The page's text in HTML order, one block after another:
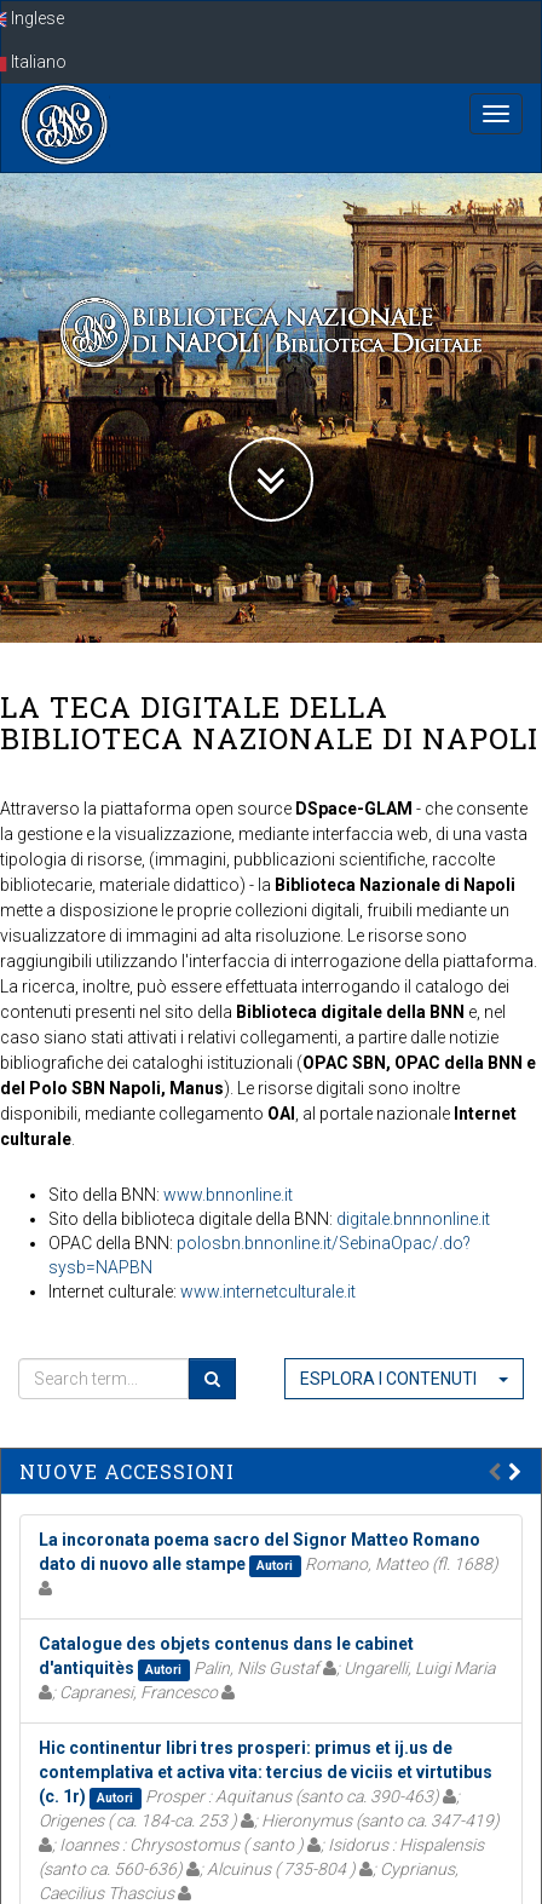
SkipInglese
Italiano
LA TECA DIGITALE DELLA
BIBLIOTECA NAZIONALE DI NAPOLI
Attraverso la piattaforma open source DSpace-GLAM - che consente
la gestione e la visualizzazione, mediante interfaccia web, di una vasta
tipologia di risorse, (immagini, pubblicazioni scientifiche, raccolte
bibliotecarie, materiale didattico) - la Biblioteca Nazionale di Napoli
mette a disposizione le proprie collezioni digitali, fruibili mediante un
visualizzatore di immagini ad alta risoluzione. Le risorse sono
raggiungibili utilizzando l'interfaccia di interrogazione della piattaforma.
La ricerca, inoltre, può essere effettuata interrogando il catalogo dei
contenuti presenti nel sito della Biblioteca digitale della BNN e, nel
caso siano stati attivati i relativi collegamenti, a partire dalle notizie
bibliografiche dei cataloghi istituzionali (OPAC SBN, OPAC della BNN e
del Polo SBN Napoli, Manus). Le risorse digitali sono inoltre
disponibili, mediante collegamento OAI , al portale nazionale Internet
culturale
Sito della BNN: www.bnnonline.it
Sito della biblioteca digitale della BNN: digitale.bnnnonline.it
OPAC della BNN: polosbn.bnnonline.it/SebinaOpac/.do?
sysb=NAPBN
Internet culturale: www.internetculturale.it
ESPLORA I CONTENUTI
NUOVE ACCESSIONI
La incoronata poema sacro del Signor Matteo Romano
dato di nuovo alle stampe
Autori Romano, Matteo (fl. 1688)
Catalogue des objets contenus dans le cabinet
d'antiquitès
Autori Palin, Nils Gustaf
; Ungarelli, Luigi Maria
; Capranesi, Francesco
Hic continentur libri tres prosperi: primus et ij.us de
contemplativa et activa vita: tercius de viciis et virtutibus
(c. 1r)
Autori Prosper : Aquitanus (santo ca. 390-463)
;
Origenes ( ca. 184-ca. 253 )
; Hieronymus (santo ca. 347-419)
; Ioannes : Chrysostomus ( santo )
; Isidorus : Hispalensis
(santo ca. 560-636)
; Alcuinus ( 735-804 )
; Cyprianus,
Caecilius Thascius